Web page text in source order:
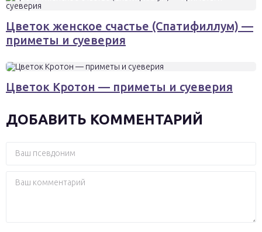
Цветок женское счастье (Спатифиллум) —
приметы и суеверия
Цветок Кротон — приметы и суеверия
ДОБАВИТЬ КОММЕНТАРИЙ